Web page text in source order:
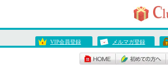
VIP会員登録 メルマガ登録